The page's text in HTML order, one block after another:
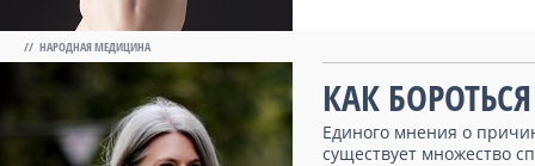
// НАРОДНАЯ МЕДИЦИНА
КАК
Единого мнения о
существует множество